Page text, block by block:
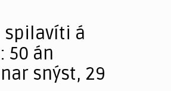
spilavíti á
50 án
snýst, 29